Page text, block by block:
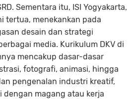
Sementara itu, ISI Yogyakarta,
tertua, menekankan pada
desain dan strategi
media. Kurikulum DKV di
mencakup dasar-dasar
fotografi, animasi, hingga
pengenalan industri kreatif,
dengan magang atau kerja